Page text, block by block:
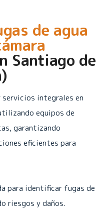
de agua
Santiago de
servicios integrales en
equipos de
garantizando
eficientes para
para identificar fugas de
riesgos y daños.